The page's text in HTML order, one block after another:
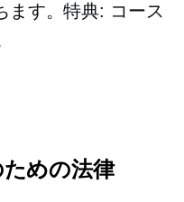
ます。特典: コース
めの法律